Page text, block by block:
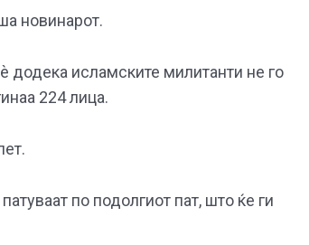
новинарот.
додека исламските милитанти не го
224 лица.
по подолгиот пат, што ќе ги